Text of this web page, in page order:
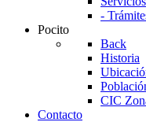
-
Pocito
Back
Historia
CIC
Contacto